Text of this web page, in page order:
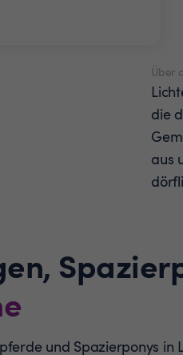
Über
die
aus
und Spazierponys in